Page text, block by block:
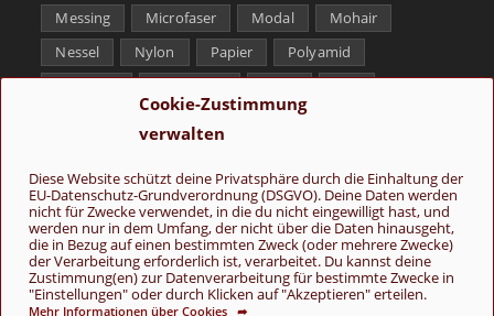
Cookie-Zustimmung
verwalten
Diese Website schützt deine Privatsphäre durch die Einhaltung der
EU-Datenschutz-Grundverordnung (DSGVO). Deine Daten werden
nicht für Zwecke verwendet, in die du nicht eingewilligt hast, und
werden nur in dem Umfang, der nicht über die Daten hinausgeht,
die in Bezug auf einen bestimmten Zweck (oder mehrere Zwecke)
der Verarbeitung erforderlich ist, verarbeitet. Du kannst deine
Zustimmung(en) zur Datenverarbeitung für bestimmte Zwecke in
"Einstellungen" oder durch Klicken auf "Akzeptieren" erteilen.
Mehr Informationen über Cookies ➦
Messing
Microfaser Modal
Mohair
Nessel
Nylon Papier
Polyamid
Folge uns